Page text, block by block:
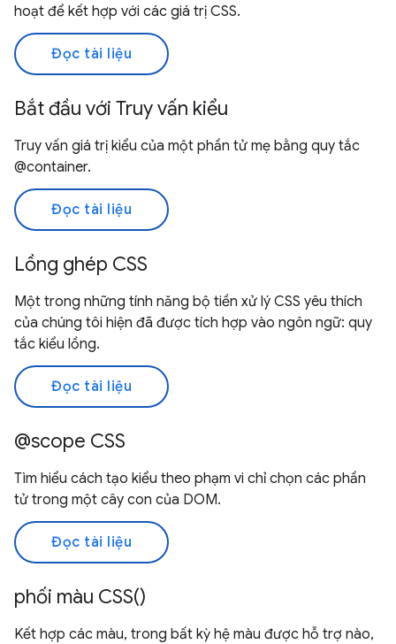
hoạt để kết hợp với các giá trị CSS.
Đọc tài liệu
Bắt đầu với Truy vấn kiểu
Truy vấn giá trị kiểu của một phần tử mẹ bằng quy tắc
@container.
Đọc tài liệu
Lồng ghép CSS
Một trong những tính năng bộ tiền xử lý CSS yêu thích
của chúng tôi hiện đã được tích hợp vào ngôn ngữ: quy
tắc kiểu lồng.
Đọc tài liệu
@scope CSS
Tìm hiểu cách tạo kiểu theo phạm vi chỉ chọn các phần
tử trong một cây con của DOM.
Đọc tài liệu
phối màu CSS()
Kết hợp các màu, trong bất kỳ hệ màu được hỗ trợ nào,